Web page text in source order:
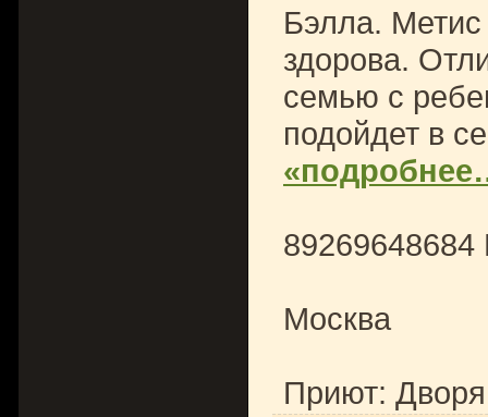
Бэлла. Метис
здорова.
семью с
подойдет в
89269648684
Москва
Приют: